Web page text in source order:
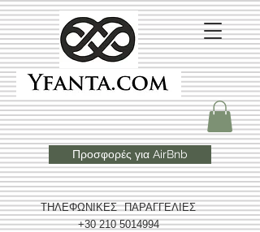
ΤΗΛΕΦΩΝΙΚΕΣ ΠΑΡΑΓΓΕΛΙΕΣ
+30 210 5014994
Προσφορές για AirBnb